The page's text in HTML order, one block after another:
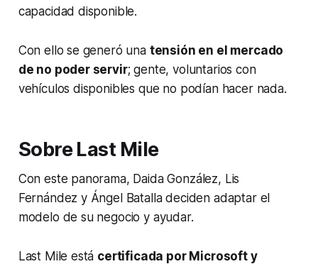
capacidad disponible.
Con ello se generó una tensión en el mercado
de no poder servir; gente, voluntarios con
vehículos disponibles que no podían hacer nada.
Sobre Last Mile
Con este panorama, Daida González, Lis
Fernández y Ángel Batalla deciden adaptar el
modelo de su negocio y ayudar.
Last Mile está certificada por Microsoft y